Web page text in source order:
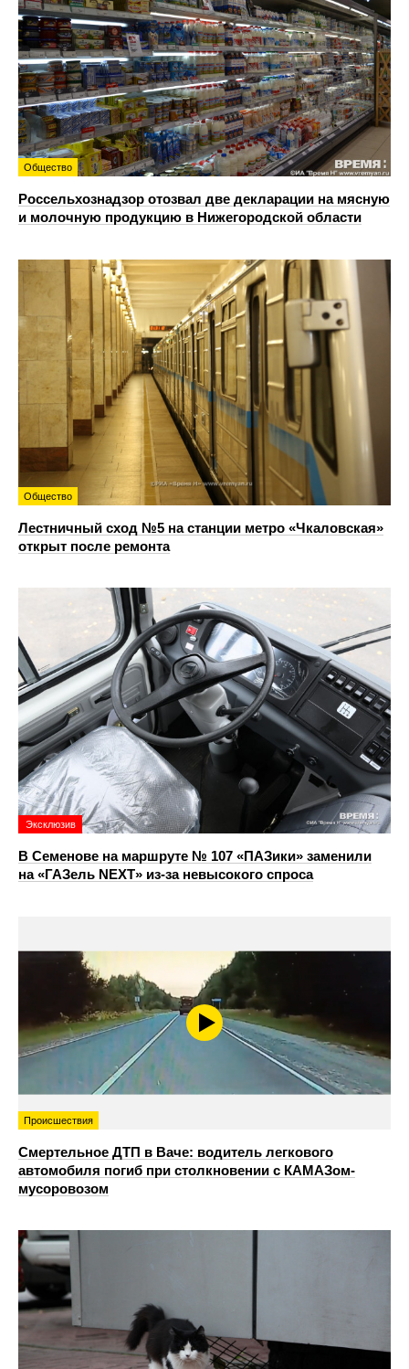
Общество
Россельхознадзор отозвал две декларации на мясную
и молочную продукцию в Нижегородской области
Общество
Лестничный сход №5 на станции метро «Чкаловская»
открыт после ремонта
Эксклюзив
В Семенове на маршруте № 107 «ПАЗики» заменили
на «ГАЗель NEXT» из‑за невысокого спроса
Происшествия
Смертельное ДТП в Ваче: водитель легкового
автомобиля погиб при столкновении с КАМАЗом-
мусоровозом